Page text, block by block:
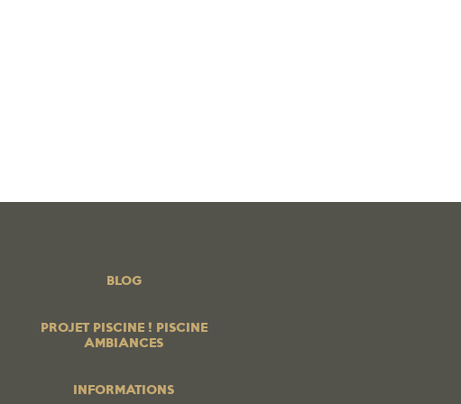
BLOG
PROJET PISCINE ! PISCINE
AMBIANCES
INFORMATIONS